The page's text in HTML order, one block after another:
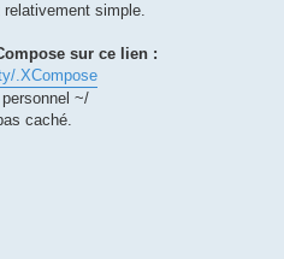
relativement simple.
sur ce lien :
.XCompose
~/
caché.